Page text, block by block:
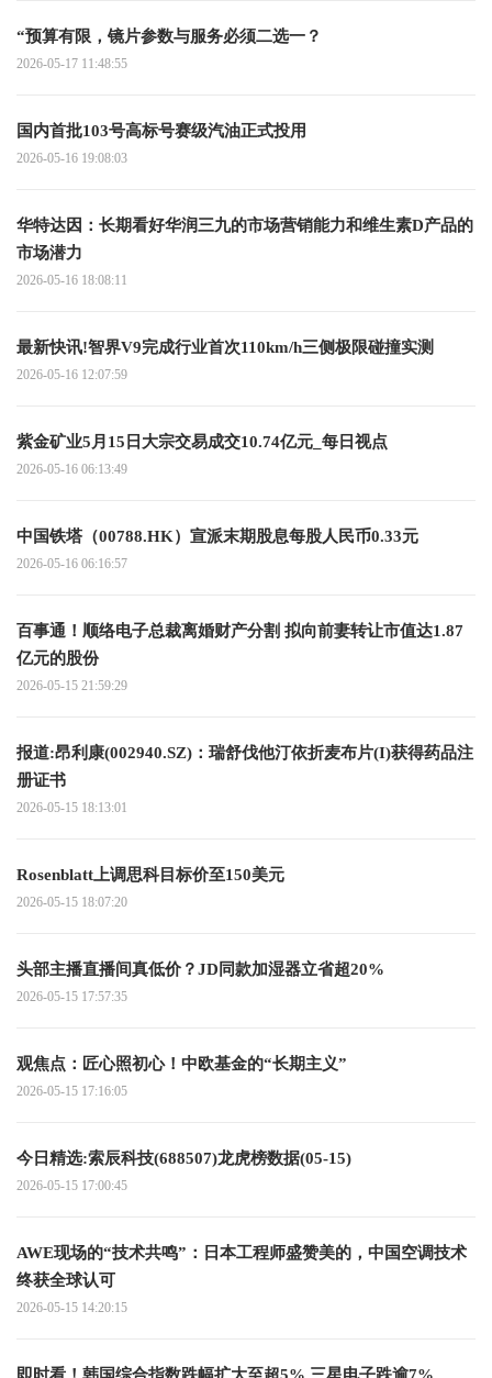
“预算有限，镜片参数与服务必须二选一？
2026-05-17 11:48:55
国内首批103号高标号赛级汽油正式投用
2026-05-16 19:08:03
华特达因：长期看好华润三九的市场营销能力和维生素D产品的
市场潜力
2026-05-16 18:08:11
最新快讯!智界V9完成行业首次110km/h三侧极限碰撞实测
2026-05-16 12:07:59
紫金矿业5月15日大宗交易成交10.74亿元_每日视点
2026-05-16 06:13:49
中国铁塔（00788.HK）宣派末期股息每股人民币0.33元
2026-05-16 06:16:57
百事通！顺络电子总裁离婚财产分割 拟向前妻转让市值达1.87
亿元的股份
2026-05-15 21:59:29
报道:昂利康(002940.SZ)：瑞舒伐他汀依折麦布片(I)获得药品注
册证书
2026-05-15 18:13:01
Rosenblatt上调思科目标价至150美元
2026-05-15 18:07:20
头部主播直播间真低价？JD同款加湿器立省超20%
2026-05-15 17:57:35
观焦点：匠心照初心！中欧基金的“长期主义”
2026-05-15 17:16:05
今日精选:索辰科技(688507)龙虎榜数据(05-15)
2026-05-15 17:00:45
AWE现场的“技术共鸣”：日本工程师盛赞美的，中国空调技术
终获全球认可
2026-05-15 14:20:15